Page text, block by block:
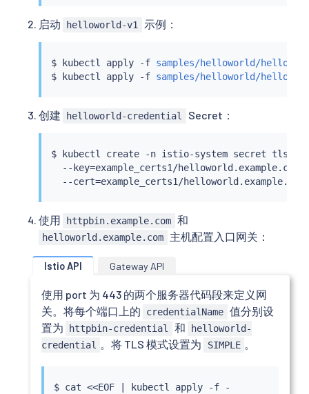
启动 helloworld-v1 示例：
$ kubectl apply -f samples/helloworld/
$
kubectl apply -f samples/helloworld/
创建 helloworld-credential Secret：
$ kubectl
create -n istio-system secret tls
  --key
=example_certs1/
  --cert
=
使用 httpbin.example.com 和
helloworld.example.com 主机配置入口网关：
Istio API Gateway API
使用 port 为 443 的两个服务器代码段来定义网
关。将每个端口上的
credentialName 值分别设
置为
httpbin-credential 和
helloworld-
credential
。将 TLS 模式设置为 SIMPLE 。
$ cat <<EOF kubectl apply -f -